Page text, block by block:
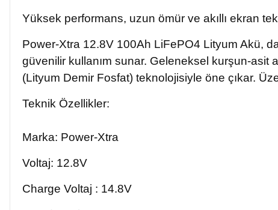
Yüksek performans, uzun ömür ve akıllı ekran
Power-Xtra 12.8V 100Ah LiFePO4 Lityum Akü,
güvenilir kullanım sunar. Geleneksel kurşun-
(Lityum Demir Fosfat) teknolojisiyle öne çıkar.
Teknik Özellikler:
Marka: Power-Xtra
Voltaj: 12.8V
Charge Voltaj : 14.8V